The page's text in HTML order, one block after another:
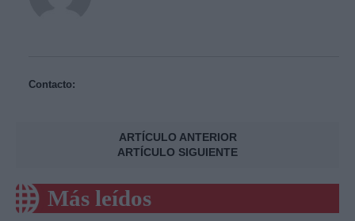
Contacto:
ARTÍCULO ANTERIOR
ARTÍCULO SIGUIENTE
Más leídos